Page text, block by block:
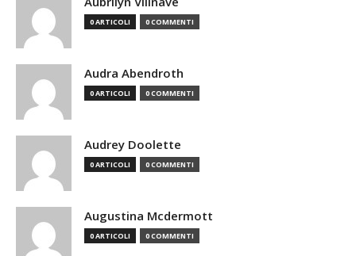
0 ARTICOLI 0 COMMENTI
Audra Abendroth
0 ARTICOLI 0 COMMENTI
Audrey Doolette
0 ARTICOLI 0 COMMENTI
Augustina Mcdermott
0 ARTICOLI 0 COMMENTI